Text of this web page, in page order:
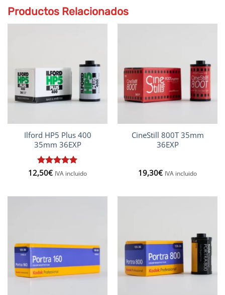
Productos Relacionados
Ilford HP5 Plus 400
35mm 36EXP
Rated5
12,50€ IVA incluido
CineStill 800T 35mm
36EXP
19,30€ IVA incluido